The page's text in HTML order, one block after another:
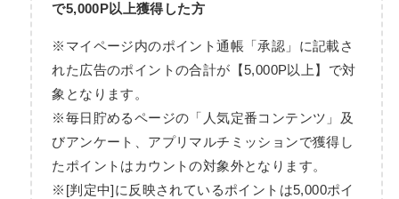
で5,000P以上獲得した方
※マイページ内のポイント通帳「承認」に記載さ
れた広告のポイントの合計が【5,000P以上】で対
象となります。
※毎日貯めるページの「人気定番コンテンツ」及
びアンケート、アプリマルチミッションで獲得し
たポイントはカウントの対象外となります。
※[判定中]に反映されているポイントは5,000ポイ